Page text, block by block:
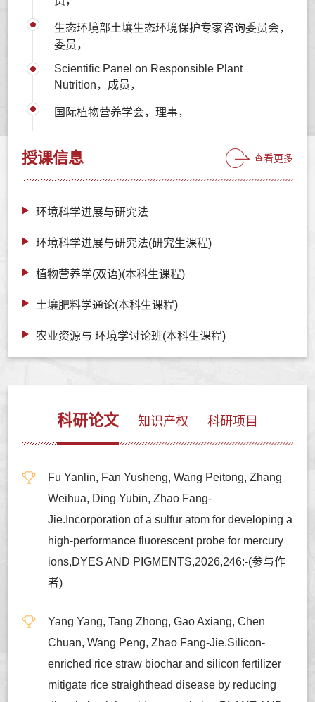
生态环境部土壤生态环境保护专家咨询委员会，
委员，
Scientific Panel on Responsible Plant
Nutrition，成员，
国际植物营养学会，理事，
授课信息 查看更多
环境科学进展与研究法
环境科学进展与研究法(研究生课程)
植物营养学(双语)(本科生课程)
土壤肥料学通论(本科生课程)
农业资源与 环境学讨论班(本科生课程)
科研论文 知识产权 科研项目
Fu Yanlin, Fan Yusheng, Wang Peitong, Zhang
Weihua, Ding Yubin, Zhao Fang-
Jie.Incorporation of a sulfur atom for developing a
high-performance fluorescent probe for mercury
ions,DYES AND PIGMENTS,2026,246:-(参与作
者)
Yang Yang, Tang Zhong, Gao Axiang, Chen
Chuan, Wang Peng, Zhao Fang-Jie.Silicon-
enriched rice straw biochar and silicon fertilizer
mitigate rice straighthead disease by reducing